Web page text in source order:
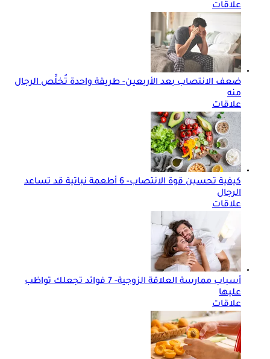
علاقات
ضعف الانتصاب بعد الأربعين- طريقة واحدة تُخلِّص الرجال
منه
علاقات
كيفية تحسين قوة الانتصاب- 6 أطعمة نباتية قد تساعد
الرجال
علاقات
أسباب ممارسة العلاقة الزوجية- 7 فوائد تجعلك تواظب
عليها
علاقات